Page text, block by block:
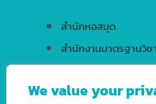
We value your
สำนักหอสมุด
สำนักงานมาตรฐานวิช
สำนักบริการเทคโนโล